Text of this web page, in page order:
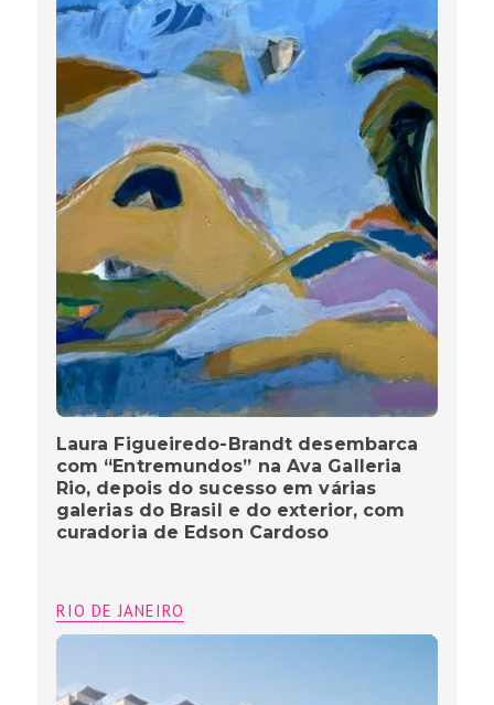
Laura Figueiredo-Brandt desembarca
com “Entremundos” na Ava Galleria
Rio, depois do sucesso em várias
galerias do Brasil e do exterior, com
curadoria de Edson Cardoso
RIO DE JANEIRO